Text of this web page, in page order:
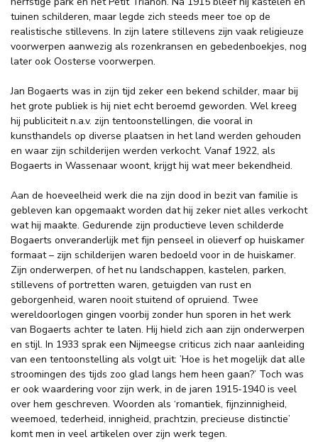
tuinen schilderen, maar legde zich steeds meer toe op de
realistische stillevens. In zijn latere stillevens zijn vaak religieuze
voorwerpen aanwezig als rozenkransen en gebedenboekjes, nog
later ook Oosterse voorwerpen.
Jan Bogaerts was in zijn tijd zeker een bekend schilder, maar bij
het grote publiek is hij niet echt beroemd geworden. Wel kreeg
hij publiciteit n.a.v. zijn tentoonstellingen, die vooral in
kunsthandels op diverse plaatsen in het land werden gehouden
en waar zijn schilderijen werden verkocht. Vanaf 1922, als
Bogaerts in Wassenaar woont, krijgt hij wat meer bekendheid.
Aan de hoeveelheid werk die na zijn dood in bezit van familie is
gebleven kan opgemaakt worden dat hij zeker niet alles verkocht
wat hij maakte. Gedurende zijn productieve leven schilderde
Bogaerts onveranderlijk met fijn penseel in olieverf op huiskamer
formaat – zijn schilderijen waren bedoeld voor in de huiskamer.
Zijn onderwerpen, of het nu landschappen, kastelen, parken,
stillevens of portretten waren, getuigden van rust en
geborgenheid, waren nooit stuitend of opruiend. Twee
wereldoorlogen gingen voorbij zonder hun sporen in het werk
van Bogaerts achter te laten. Hij hield zich aan zijn onderwerpen
en stijl. In 1933 sprak een Nijmeegse criticus zich naar aanleiding
van een tentoonstelling als volgt uit: ’Hoe is het mogelijk dat alle
stroomingen des tijds zoo glad langs hem heen gaan?’ Toch was
er ook waardering voor zijn werk, in de jaren 1915-1940 is veel
over hem geschreven. Woorden als ‘romantiek, fijnzinnigheid,
weemoed, tederheid, innigheid, prachtzin, precieuse distinctie’
komt men in veel artikelen over zijn werk tegen.